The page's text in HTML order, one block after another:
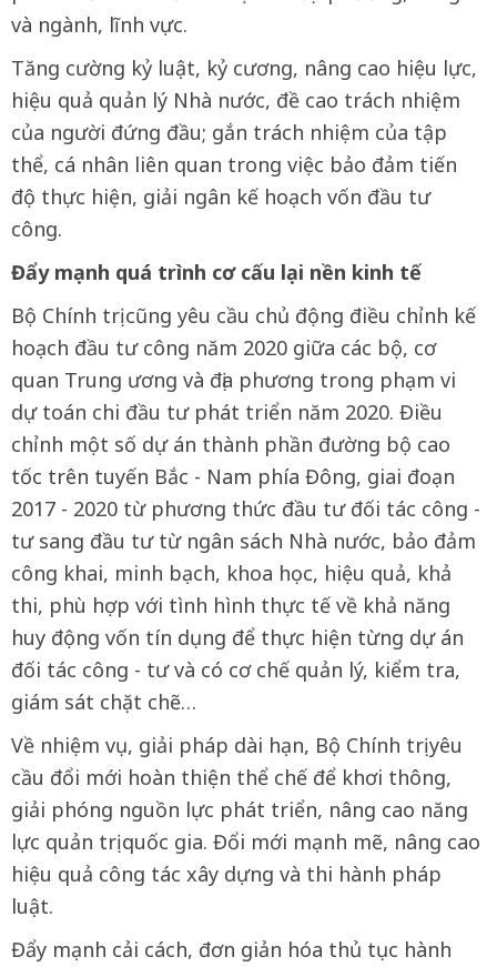
và ngành, lĩnh vực.
Tăng cường kỷ luật, kỷ cương, nâng cao hiệu lực,
hiệu quả quản lý Nhà nước, đề cao trách nhiệm
của người đứng đầu; gắn trách nhiệm của tập
thể, cá nhân liên quan trong việc bảo đảm tiến
độ thực hiện, giải ngân kế hoạch vốn đầu tư
công.
Đẩy mạnh quá trình cơ cấu lại nền kinh tế
Bộ Chính trị cũng yêu cầu chủ động điều chỉnh kế
hoạch đầu tư công năm 2020 giữa các bộ, cơ
quan Trung ương và địa phương trong phạm vi
dự toán chi đầu tư phát triển năm 2020. Điều
chỉnh một số dự án thành phần đường bộ cao
tốc trên tuyến Bắc - Nam phía Đông, giai đoạn
2017 - 2020 từ phương thức đầu tư đối tác công -
tư sang đầu tư từ ngân sách Nhà nước, bảo đảm
công khai, minh bạch, khoa học, hiệu quả, khả
thi, phù hợp với tình hình thực tế về khả năng
huy động vốn tín dụng để thực hiện từng dự án
đối tác công - tư và có cơ chế quản lý, kiểm tra,
giám sát chặt chẽ…
Về nhiệm vụ, giải pháp dài hạn, Bộ Chính trị yêu
cầu đổi mới hoàn thiện thể chế để khơi thông,
giải phóng nguồn lực phát triển, nâng cao năng
lực quản trị quốc gia. Đổi mới mạnh mẽ, nâng cao
hiệu quả công tác xây dựng và thi hành pháp
luật.
Đẩy mạnh cải cách, đơn giản hóa thủ tục hành